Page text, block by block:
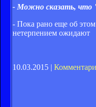
- Можно сказать, что
- Пока рано еще об
нетерпением ожидают
10.03.2015 |